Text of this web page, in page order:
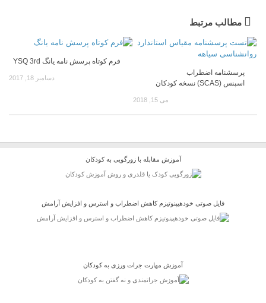
مطالب مرتبط
فرم کوتاه پرسش نامه یانگ YSQ 3rd
دسامبر 18, 2017
پرسشنامه اضطراب
اسپنس (SCAS) نسخه کودکان
می 15, 2018
آموزش مقابله با زورگویی به کودکان
فایل صوتی خودهیپنوتیزم کاهش اضطراب و استرس و افزایش آرامش
آموزش مهارت جرات ورزی به کودکان